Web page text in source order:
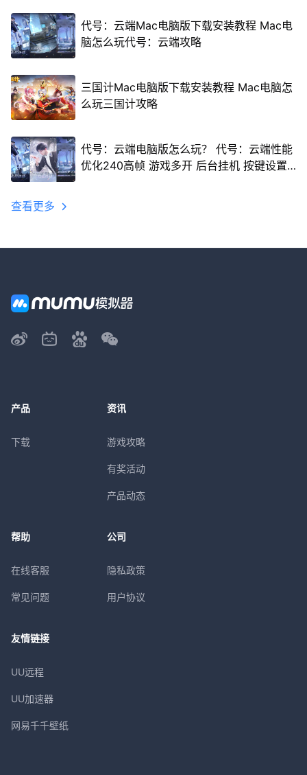
代号：云端Mac电脑版下载安装教程 Mac电
脑怎么玩代号：云端攻略
三国计Mac电脑版下载安装教程 Mac电脑怎
么玩三国计攻略
代号：云端电脑版怎么玩？ 代号：云端性能
优化240高帧 游戏多开 后台挂机 按键设置
查看更多
产品
下载
资讯
游戏攻略
有奖活动
产品动态
帮助
在线客服
常见问题
公司
隐私政策
用户协议
友情链接
UU远程
UU加速器
网易千千壁纸